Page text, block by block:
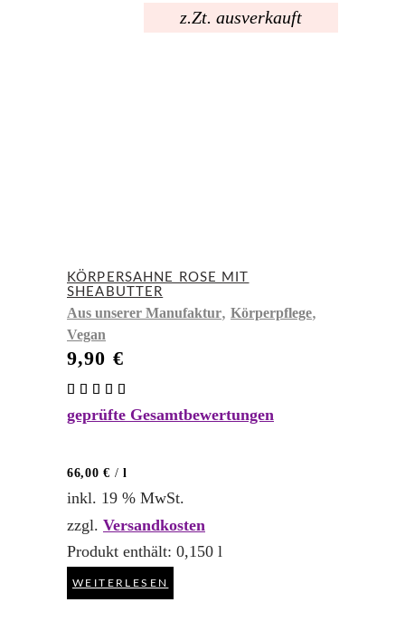
z.Zt. ausverkauft
KÖRPERSAHNE ROSE MIT
SHEABUTTER
Aus unserer Manufaktur, Körperpflege,
Vegan
9,90 €
5.00
geprüfte Gesamtbewertungen
66,00€ /l
inkl. 19 % MwSt.
zzgl. Versandkosten
Produkt enthält: 0,150 l
WEITERLESEN